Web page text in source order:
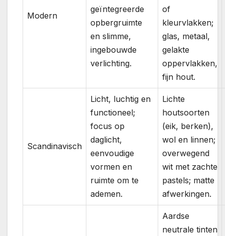
Modern
geïntegreerde
opbergruimte
en slimme,
ingebouwde
verlichting.
of
kleurvlakken;
glas, metaal,
gelakte
oppervlakken,
fijn hout.
Scandinavisch
Licht, luchtig en
functioneel;
focus op
daglicht,
eenvoudige
vormen en
ruimte om te
ademen.
Lichte
houtsoorten
(eik, berken),
wol en linnen;
overwegend
wit met zachte
pastels; matte
afwerkingen.
Aardse
neutrale tinten